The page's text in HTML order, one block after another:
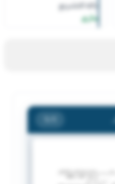
حالة التشريع
ساري